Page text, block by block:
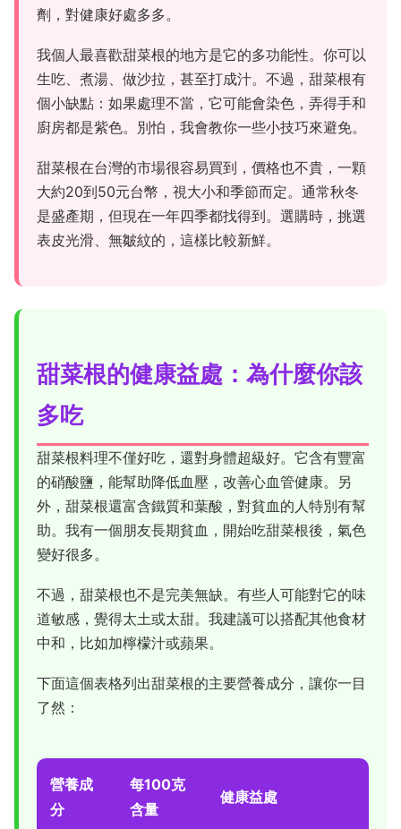
劑，對健康好處多多。
我個人最喜歡甜菜根的地方是它的多功能性。你可以
生吃、煮湯、做沙拉，甚至打成汁。不過，甜菜根有
個小缺點：如果處理不當，它可能會染色，弄得手和
廚房都是紫色。別怕，我會教你一些小技巧來避免。
甜菜根在台灣的市場很容易買到，價格也不貴，一顆
大約20到50元台幣，視大小和季節而定。通常秋冬
是盛產期，但現在一年四季都找得到。選購時，挑選
表皮光滑、無皺紋的，這樣比較新鮮。
甜菜根的健康益處：為什麼你該
多吃
甜菜根料理不僅好吃，還對身體超級好。它含有豐富
的硝酸鹽，能幫助降低血壓，改善心血管健康。另
外，甜菜根還富含鐵質和葉酸，對貧血的人特別有幫
助。我有一個朋友長期貧血，開始吃甜菜根後，氣色
變好很多。
不過，甜菜根也不是完美無缺。有些人可能對它的味
道敏感，覺得太土或太甜。我建議可以搭配其他食材
中和，比如加檸檬汁或蘋果。
下面這個表格列出甜菜根的主要營養成分，讓你一目
了然：
營養成
分
每100克
含量
健康益處